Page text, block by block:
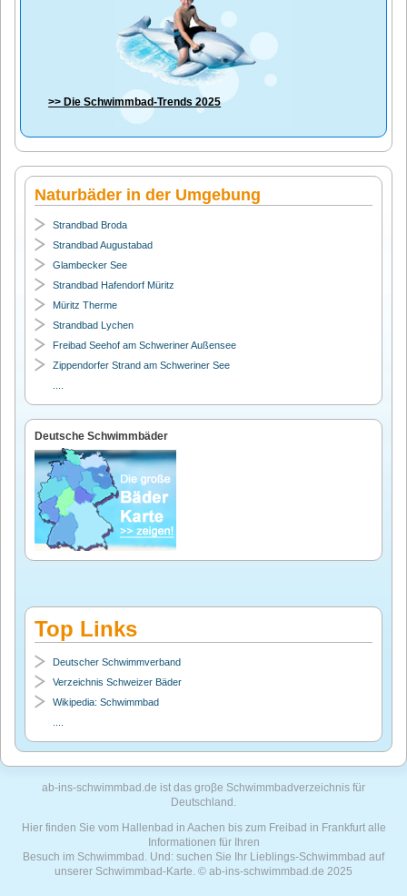
>> DieSchwimmbad-Trends 2025
Naturbäder in der Umgebung
Strandbad Broda
Strandbad Augustabad
Glambecker See
Strandbad Hafendorf Müritz
Müritz Therme
Strandbad Lychen
Freibad Seehof am Schweriner Außensee
Zippendorfer Strand am Schweriner See
Deutsche Schwimmbäder
Top Links
Deutscher Schwimmverband
Verzeichnis Schweizer Bäder
Wikipedia: Schwimmbad
ab-ins-schwimmbad.de ist das groβe Schwimmbadverzeichnis für
Deutschland.
Hier finden Sie vom Hallenbad in Aachen bis zum Freibad in Frankfurt alle
Informationen für Ihren
Besuch im Schwimmbad. Und: suchen Sie Ihr Lieblings-Schwimmbad auf
unserer Schwimmbad-Karte. © ab-ins-schwimmbad.de 2025